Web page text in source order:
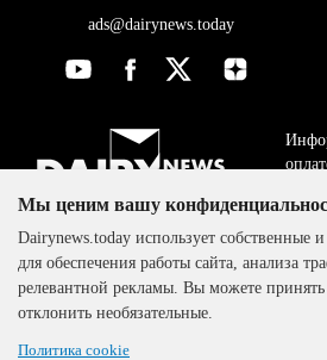
ads@dairynews.today
The DairyNews, все права
защищены, 2000-2024
Мы ценим вашу
Dairynews.today использует собственные
для обеспечения работы сайта, анализа
релевантной рекламы. Вы можете
отклонить необязательные.
Политика cookie